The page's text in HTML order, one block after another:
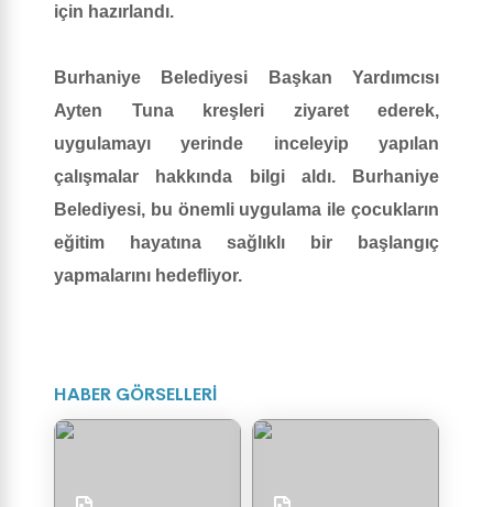
için hazırlandı.
Burhaniye Belediyesi Başkan Yardımcısı
Ayten Tuna kreşleri ziyaret ederek,
uygulamayı yerinde inceleyip yapılan
çalışmalar hakkında bilgi aldı. Burhaniye
Belediyesi, bu önemli uygulama ile çocukların
eğitim hayatına sağlıklı bir başlangıç
yapmalarını hedefliyor.
HABER GÖRSELLERİ